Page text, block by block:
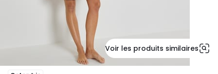
Voir les produits similaires